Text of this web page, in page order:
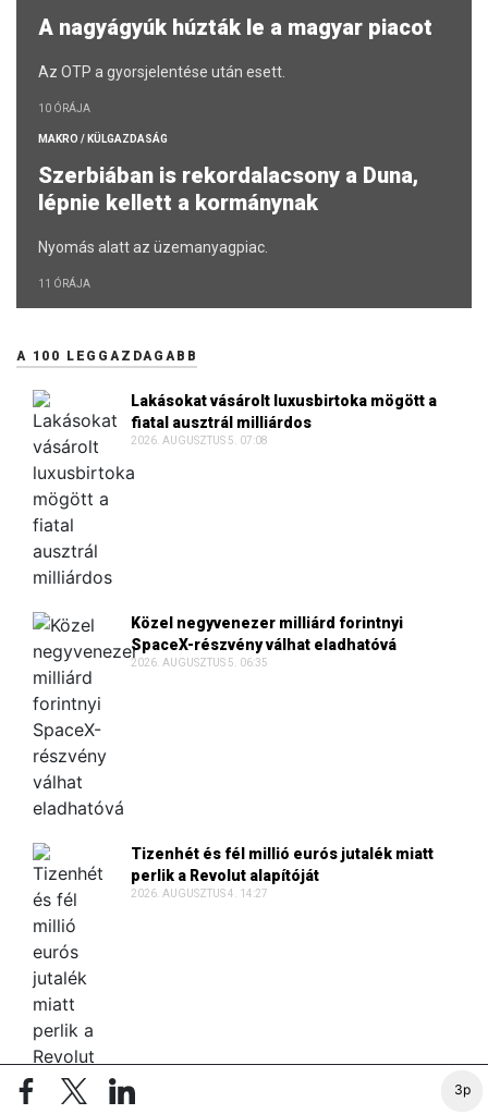
3p
A nagyágyúk húzták le a magyar piacot
Az OTP a gyorsjelentése után esett.
10 ÓRÁJA
MAKRO / KÜLGAZDASÁG
Szerbiában is rekordalacsony a Duna,
lépnie kellett a kormánynak
Nyomás alatt az üzemanyagpiac.
11 ÓRÁJA
A 100 LEGGAZDAGABB
Lakásokat vásárolt luxusbirtoka mögött a
fiatal ausztrál milliárdos
2026. AUGUSZTUS 5. 07:08
Közel negyvenezer milliárd forintnyi
SpaceX-részvény válhat eladhatóvá
2026. AUGUSZTUS 5. 06:35
Tizenhét és fél millió eurós jutalék miatt
perlik a Revolut alapítóját
2026. AUGUSZTUS 4. 14:27